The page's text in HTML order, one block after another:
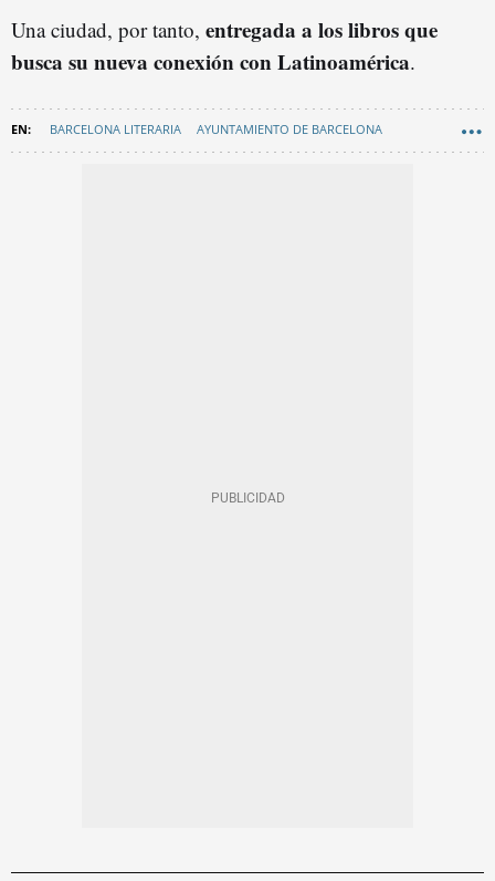
Una ciudad, por tanto, entregada a los libros que
busca su nueva conexión con Latinoamérica.
BARCELONA LITERARIA AYUNTAMIENTO DE BARCELONA